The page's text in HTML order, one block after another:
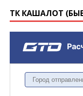
ТК КАШАЛОТ